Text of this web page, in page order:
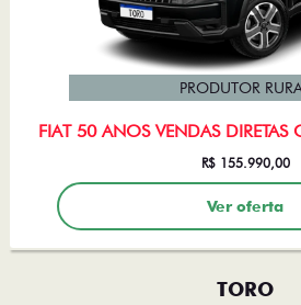
FIAT 50 ANOS VENDAS DIRETAS
PRODUTOR
R$ 155.990,00
Ver oferta
TORO